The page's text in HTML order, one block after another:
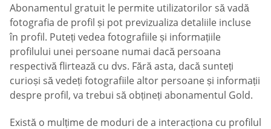
Abonamentul gratuit le permite utilizatorilor să vadă
fotografia de profil și pot previzualiza detaliile incluse
în profil. Puteți vedea fotografiile și informațiile
profilului unei persoane numai dacă persoana
respectivă flirtează cu dvs. Fără asta, dacă sunteți
curioși să vedeți fotografiile altor persoane și informații
despre profil, va trebui să obțineți abonamentul Gold.
Există o mulțime de moduri de a interacționa cu profilul